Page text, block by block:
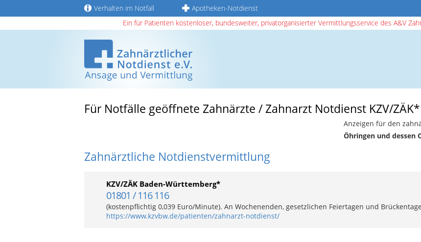
Verhalten im Notfall Apotheken-Notdienst
Ein für Patienten kostenloser, bundesweiter, privatorganisierter Vermittlungsservice des A&V
Für Notfälle geöffnete Zahnärzte / Zahnarzt Notdienst KZV/
Anzeigen für den
Öhringen und dessen
Zahnärztliche Notdienstvermittlung
KZV/ZÄK Baden-Württemberg*
01801 / 116 116
(kostenpflichtig 0,039 Euro/Minute). An Wochenenden, gesetzlichen Feiertagen und
https://www.kzvbw.de/patienten/zahnarzt-notdienst/